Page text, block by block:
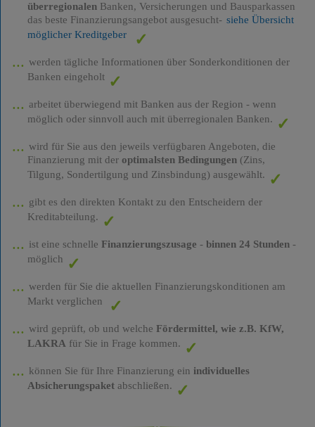
überregionalenBanken, Versicherungen und Bausparkassen
das beste Finanzierungsangebot ausgesucht- siehe Übersicht
möglicher Kreditgeber
werden tägliche Informationen über Sonderkonditionen der
Banken eingeholt
arbeitet überwiegend mit Banken aus der Region - wenn
möglich oder sinnvoll auch mit überregionalen Banken.
wird für Sie aus den jeweils verfügbaren Angeboten, die
Finanzierung mit der optimalsten Bedingungen(Zins,
Tilgung, Sondertilgung und Zinsbindung) ausgewählt.
gibt es den direkten Kontakt zu den Entscheidern der
Kreditabteilung.
ist eine schnelle Finanzierungszusage - binnen 24 Stunden-
möglich
werden für Sie die aktuellen Finanzierungskonditionen am
Markt verglichen
wird geprüft, ob und welche Fördermittel, wie z.B. KfW,
LAKRA für Sie in Frage kommen.
können Sie für Ihre Finanzierung ein individuelles
Absicherungspaketabschließen.